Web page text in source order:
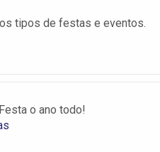
tipos de festas e eventos.
o ano todo!